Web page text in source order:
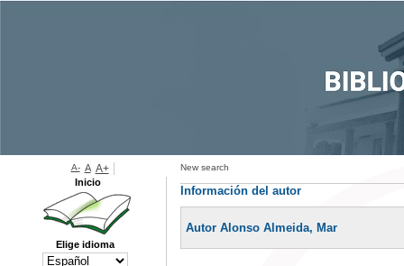
New search
Información del autor
Autor Alonso Almeida, Mar
A- A A+
Inicio
Elige idioma